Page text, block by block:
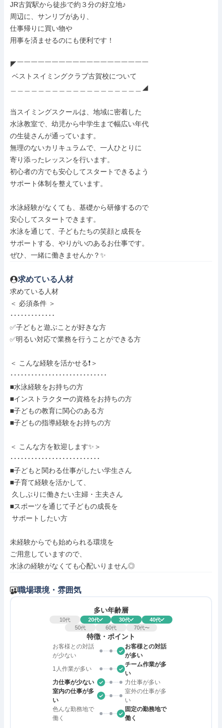
JR古賀駅から徒歩で約３分の好立地♪
周辺に、サンリブがあり、
仕事帰りに買い物や
用事を済ませるのにも便利です！
◤￣￣￣￣￣￣￣￣￣￣￣￣￣￣￣￣￣￣￣
＿＿＿＿＿＿＿＿＿＿＿＿＿＿＿＿＿＿＿◢
当スイミングスクールは、地域に密着した
水泳教室で、幼児から中学生まで幅広い年代
の生徒さんが通っています。
無理のないカリキュラムで、一人ひとりに
寄り添ったレッスンを行います。
初心者の方でも安心してスタートできるよう
サポート体制を整えています。
水泳経験がなくても、基礎から研修するので
安心してスタートできます。
水泳を通じて、子どもたちの笑顔と成長を
サポートする、やりがいのあるお仕事です。
ぜひ、一緒に働きませんか？✨
求めている人材
求めている人材
＜ 必須条件 ＞
･････････････
✅子どもと遊ぶことが好きな方
✅明るい対応で業務を行うことができる方
＜ こんな経験を活かせる❗＞
････････････････････････････
■水泳経験をお持ちの方
■インストラクターの資格をお持ちの方
■子どもの教育に関心のある方
■子どもの指導経験をお持ちの方
＜ こんな方を歓迎します✨＞
･･････････････････････････
■子どもと関わる仕事がしたい学生さん
■子育て経験を活かして、
■スポーツを通じて子どもの成長を
未経験からでも始められる環境を
ご用意していますので、
水泳の経験がなくても心配いりません◎
職場環境・雰囲気
多い年齢層
10代 20代 30代 40代
50代 60代 70代〜
特徴・ポイント
お客様との対話
が少ない
お客様との対話
が多い
1人作業が多い
チーム作業が多
い
力仕事が少ない
力仕事が多い
室内の仕事が多
い
室外の仕事が多
い
色んな勤務地で
働く
固定の勤務地で
働く